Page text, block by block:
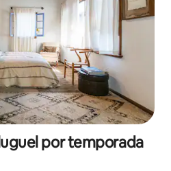
por temporada